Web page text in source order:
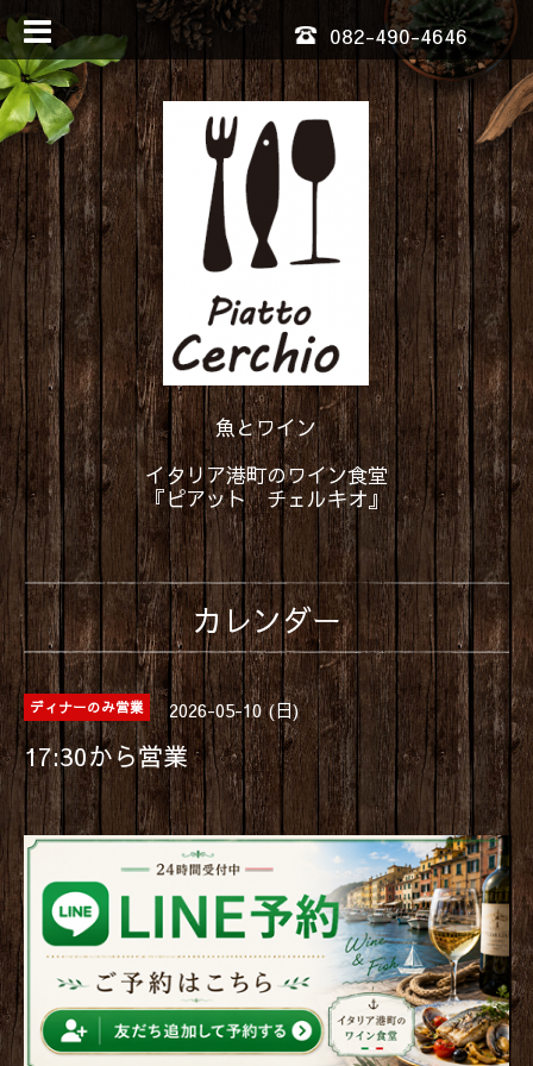
082-490-4646
魚とワイン
イタリア港町のワイン食堂
『ピアット チェルキオ』
カレンダー
ディナーのみ営業 2026-05-10 (日)
17:30から営業